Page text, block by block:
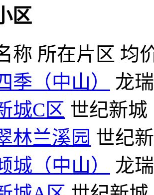
区
称 所在片区 均
季（中山）
龙瑞
城C区 世纪新城
林兰溪园 世纪
城（中山）
龙瑞